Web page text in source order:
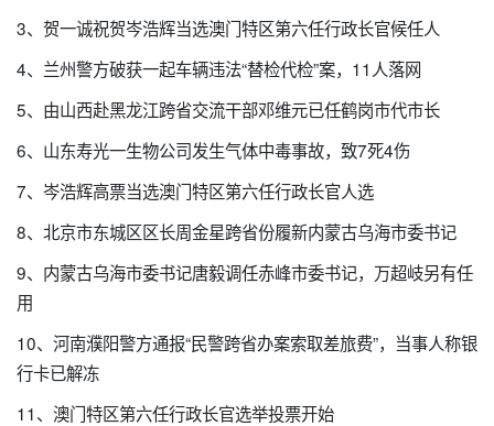
3、贺一诚祝贺岑浩辉当选澳门特区第六任行政长官候任人
4、兰州警方破获一起车辆违法“替检代检”案，11人落网
5、由山西赴黑龙江跨省交流干部邓维元已任鹤岗市代市长
6、山东寿光一生物公司发生气体中毒事故，致7死4伤
7、岑浩辉高票当选澳门特区第六任行政长官人选
8、北京市东城区区长周金星跨省份履新内蒙古乌海市委书记
9、内蒙古乌海市委书记唐毅调任赤峰市委书记，万超岐另有任
用
10、河南濮阳警方通报“民警跨省办案索取差旅费”，当事人称银
行卡已解冻
11、澳门特区第六任行政长官选举投票开始